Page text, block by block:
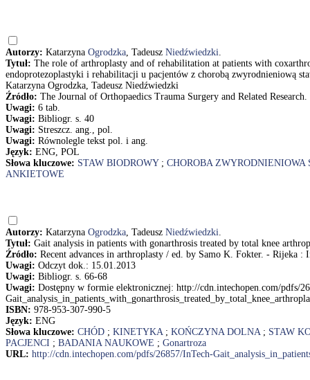
Autorzy: Katarzyna Ogrodzka, Tadeusz Niedźwiedzki.
Tytuł: The role of arthroplasty and of rehabilitation at patients with
endoprotezoplastyki i rehabilitacji u pacjentów z chorobą zwyrodnieniową
Katarzyna Ogrodzka, Tadeusz Niedźwiedzki
Źródło: The Journal of Orthopaedics Trauma Surgery and Related
Uwagi: 6 tab.
Uwagi: Bibliogr. s. 40
Uwagi: Streszcz. ang., pol.
Uwagi: Równolegle tekst pol. i ang.
Język: ENG, POL
Słowa kluczowe: STAW BIODROWY; CHOROBA ZWYRODNIENIOWA
ANKIETOWE
Autorzy: Katarzyna Ogrodzka, Tadeusz Niedźwiedzki.
Tytuł: Gait analysis in patients with gonarthrosis treated by total knee
Źródło: Recent advances in arthroplasty / ed. by Samo K. Fokter. - Rijeka
Uwagi: Odczyt dok.: 15.01.2013
Uwagi: Bibliogr. s. 66-68
Uwagi: Dostępny w formie elektronicznej: http://cdn.intechopen.com/pdfs/
ISBN: 978-953-307-990-5
Język: ENG
Słowa kluczowe: CHÓD ; KINETYKA; KOŃCZYNA DOLNA; STAW
PACJENCI ; BADANIA NAUKOWE ; Gonartroza
URL: http://cdn.intechopen.com/pdfs/26857/InTech-